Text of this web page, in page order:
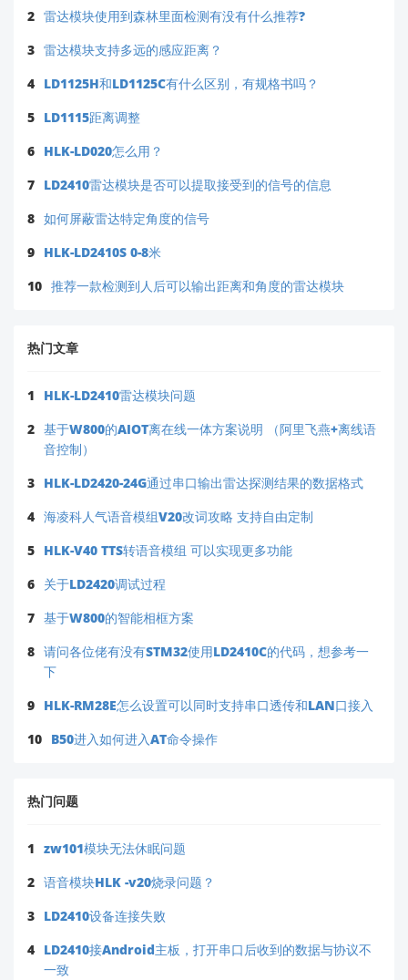
2 雷达模块使用到森林里面检测有没有什么推荐?
3 雷达模块支持多远的感应距离？
4 LD1125H和LD1125C有什么区别，有规格书吗？
5 LD1115距离调整
6 HLK-LD020怎么用？
7 LD2410雷达模块是否可以提取接受到的信号的信息
8 如何屏蔽雷达特定角度的信号
9 HLK-LD2410S 0-8米
10 推荐一款检测到人后可以输出距离和角度的雷达模块
热门文章
1
HLK-LD2410雷达模块问题
2 基于W800的AIOT离在线一体方案说明 （阿里飞燕+离线语
音控制）
3 HLK-LD2420-24G通过串口输出雷达探测结果的数据格式
4 海凌科人气语音模组V20改词攻略 支持自由定制
5 HLK-V40 TTS转语音模组 可以实现更多功能
6 关于LD2420调试过程
7 基于W800的智能相框方案
8 请问各位佬有没有STM32使用LD2410C的代码，想参考一
下
9 HLK-RM28E怎么设置可以同时支持串口透传和LAN口接入
10 B50进入如何进入AT命令操作
热门问题
1 zw101模块无法休眠问题
2 语音模块HLK -v20烧录问题？
3 LD2410设备连接失败
4 LD2410接Android主板，打开串口后收到的数据与协议不
一致